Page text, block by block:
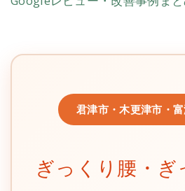
君津市・木更津市・
ぎっくり腰・ぎ